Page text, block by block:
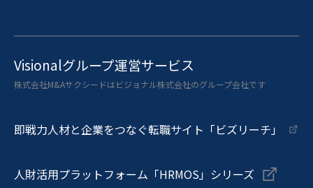
Visionalグループ運営サービス
株式会社M&Aサクシードはビジョナル株式会社のグループ会社です
即戦力人材と企業をつなぐ転職サイト「ビズリーチ」
人財活用プラットフォーム「HRMOS」シリーズ